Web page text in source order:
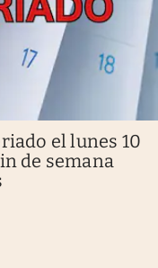
el lunes 10
de semana